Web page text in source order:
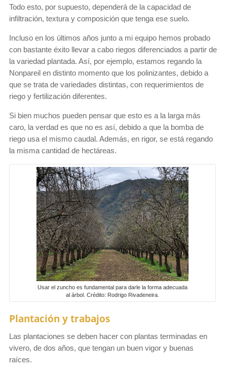
Todo esto, por supuesto, dependerá de la capacidad de
infiltración, textura y composición que tenga ese suelo.
Incluso en los últimos años junto a mi equipo hemos probado
con bastante éxito llevar a cabo riegos diferenciados a partir de
la variedad plantada. Así, por ejemplo, estamos regando la
Nonpareil en distinto momento que los polinizantes, debido a
que se trata de variedades distintas, con requerimientos de
riego y fertilización diferentes.
Si bien muchos pueden pensar que esto es a la larga más
caro, la verdad es que no es así, debido a que la bomba de
riego usa el mismo caudal. Además, en rigor, se está regando
la misma cantidad de hectáreas.
Usar el zuncho es fundamental para darle la forma adecuada
al árbol. Crédito: Rodrigo Rivadeneira.
Plantación y trabajos
Las plantaciones se deben hacer con plantas terminadas en
vivero, de dos años, que tengan un buen vigor y buenas
raíces.